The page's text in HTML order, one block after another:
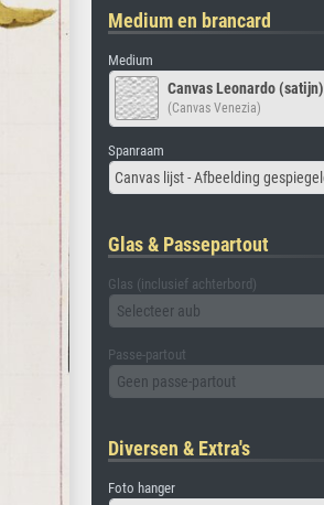
Medium en brancard
Medium
Canvas Leonardo (satijn)
(Canvas Venezia)
Spanraam
Glas & Passepartout
Glas (inclusief achterbord)
Selecteer aub
Passe-partout
Geen passe-partout
Diversen & Extra's
Foto hanger